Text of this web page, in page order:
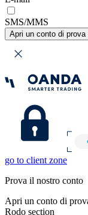
SMS/MMS
Apri un conto di prova
go to client zone
Prova il nostro conto
Apri un conto di
Rodo section